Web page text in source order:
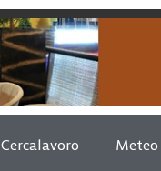
Cercalavoro Meteo